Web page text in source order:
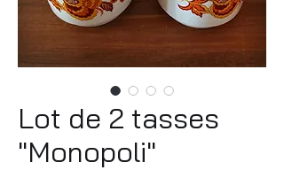
Lot de 2 tasses
"Monopoli"